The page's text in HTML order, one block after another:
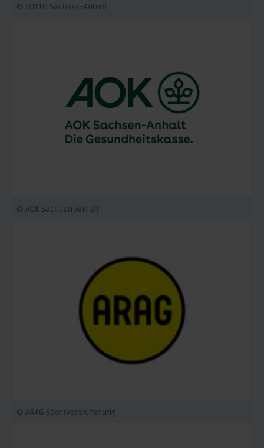
© LOTTO Sachsen-Anhalt
© AOK Sachsen-Anhalt
© ARAG Sportversicherung